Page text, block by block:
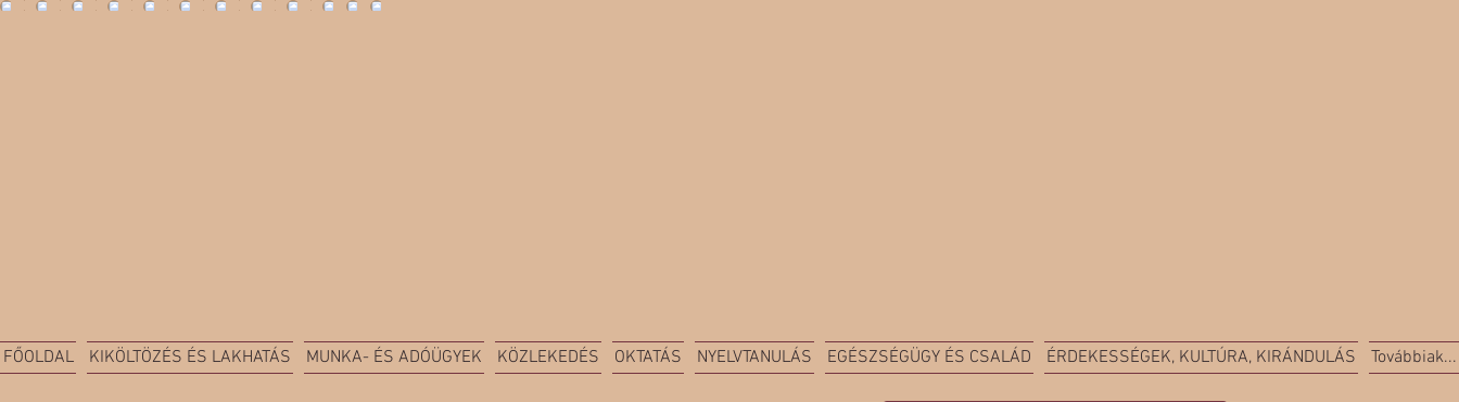
FŐOLDAL KIKÖLTÖZÉS ÉS LAKHATÁS MUNKA- ÉS ADÓÜGYEK KÖZLEKEDÉS OKTATÁS NYELVTANULÁS EGÉSZSÉGÜGY ÉS CSALÁD ÉRDEKESSÉGEK, KULTÚRA, KIRÁNDULÁS Továbbiak...